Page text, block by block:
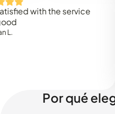
with the service
Por qué